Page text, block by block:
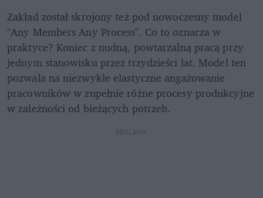
Zakład został skrojony też pod nowoczesny model
"Any Members Any Process". Co to oznacza w
praktyce? Koniec z nudną, powtarzalną pracą przy
jednym stanowisku przez trzydzieści lat. Model ten
pozwala na niezwykle elastyczne angażowanie
pracowników w zupełnie różne procesy produkcyjne
w zależności od bieżących potrzeb.
REKLAMA